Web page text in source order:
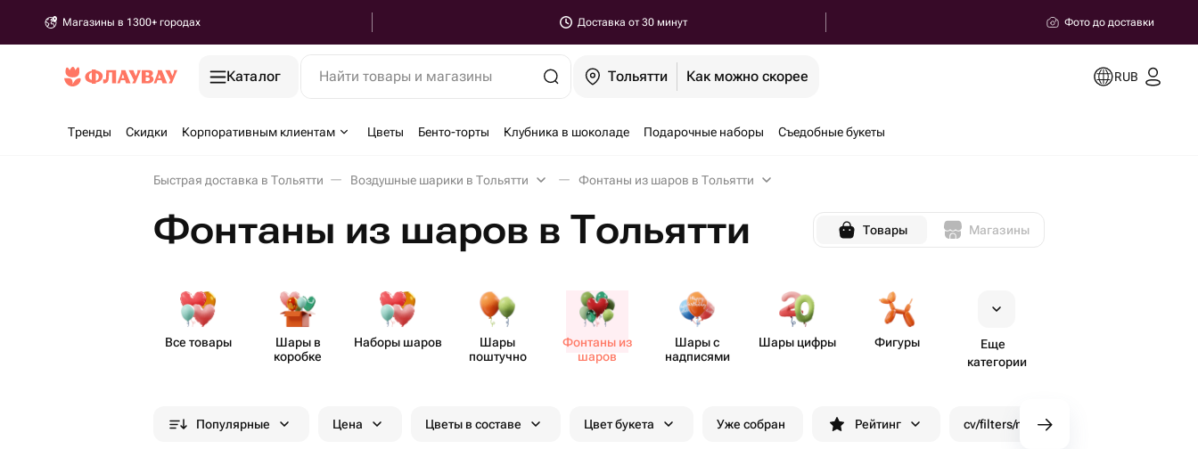
Магазины в 1300+ городах Доставка от 30 минут Фото до доставки
Каталог Найти товары и магазины Тольятти Как можно скорее RUB
Тренды Скидки Корпоративным клиентам Цветы Бенто-торты Клубника в шоколаде Подарочные наборы Съедобные букеты
Быстрая доставка в Тольятти Воздушные шарики в Тольятти Фонтаны из шаров в Тольятти
Фонтаны из шаров в Тольятти Товары Магазины
Все товары
Шары в
коробке
Наборы шаров
Шары
поштучно
Фонтаны из
шаров
Шары с
надписями
Шары цифры Фигуры
Еще
категории
Популярные Цена Цветы в составе Цвет букета Уже собран Рейтинг cv/filters/name_fast_delivery